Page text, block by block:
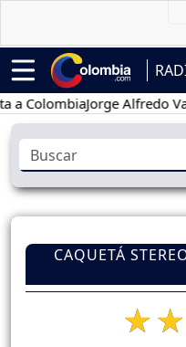
Jorge Alfredo Vargas
CAQUETÁ